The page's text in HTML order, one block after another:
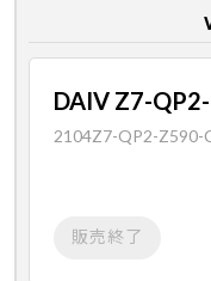
DAIV Z7-
2104Z7-QP2-Z590-
販売終了